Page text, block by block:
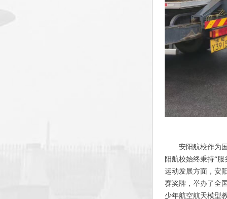
安阳航校作为
阳航校始终秉持“
运动发展方面，安
赛奖牌，举办了全
少年航空航天模型